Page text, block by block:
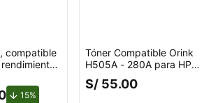
compatible
negro
15%
Tóner Compatible Orink
H505A - 280A para HP
Alto Rendimiento 2.700
Páginas
S/ 55.00